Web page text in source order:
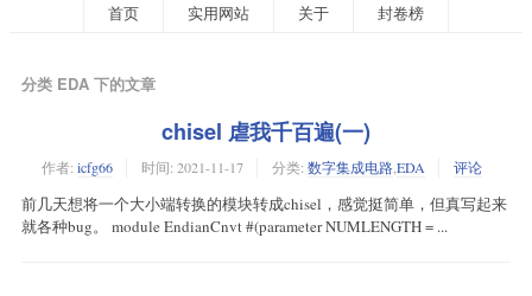
首页 实用网站 关于 封卷榜
分类 EDA 下的文章
chisel 虐我千百遍(一)
作者: icfg66 时间: 2021-11-17 分类: 数字集成电路,EDA 评论
前几天想将一个大小端转换的模块转成chisel，感觉挺简单，但真写起来
就各种bug。 module EndianCnvt #(parameter NUMLENGTH = ...